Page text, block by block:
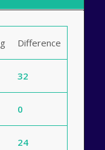
Difference
32
0
24